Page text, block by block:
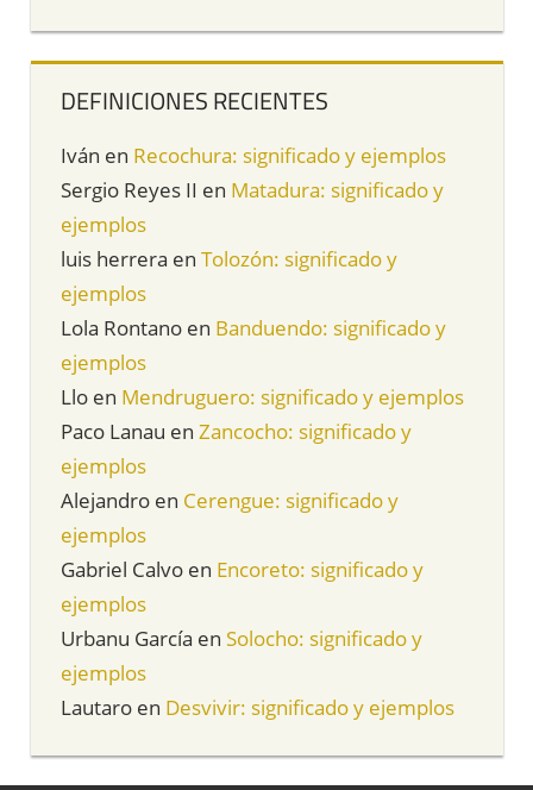
DEFINICIONES RECIENTES
Iván en Recochura: significado y ejemplos
Sergio Reyes II en Matadura: significado y
ejemplos
luis herrera en Tolozón: significado y
ejemplos
Lola Rontano en Banduendo: significado y
ejemplos
Llo en Mendruguero: significado y ejemplos
Paco Lanau en Zancocho: significado y
ejemplos
Alejandro en Cerengue: significado y
ejemplos
Gabriel Calvo en Encoreto: significado y
ejemplos
Urbanu García en Solocho: significado y
ejemplos
Lautaro en Desvivir: significado y ejemplos